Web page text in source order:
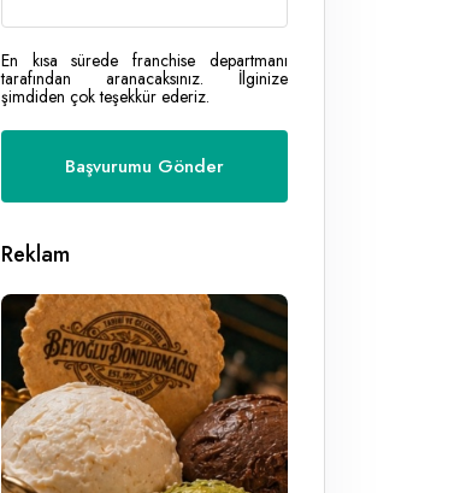
En kısa sürede franchise departmanı
tarafından aranacaksınız. İlginize
şimdiden çok teşekkür ederiz.
Reklam